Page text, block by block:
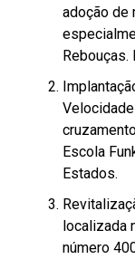
adoção de
Rebouças.
Escola
Estados.
localizada
número